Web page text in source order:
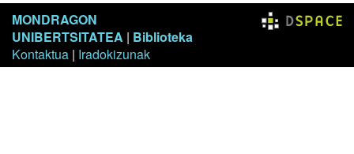
MONDRAGON
UNIBERTSITATEA | Biblioteka
Kontaktua | Iradokizunak